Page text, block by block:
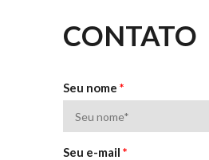
CONTATO
Seu nome *
Seu e-mail *